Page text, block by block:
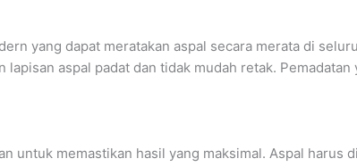
yang dapat meratakan aspal secara merata di
aspal padat dan tidak mudah retak.
untuk memastikan hasil yang maksimal. Aspal harus